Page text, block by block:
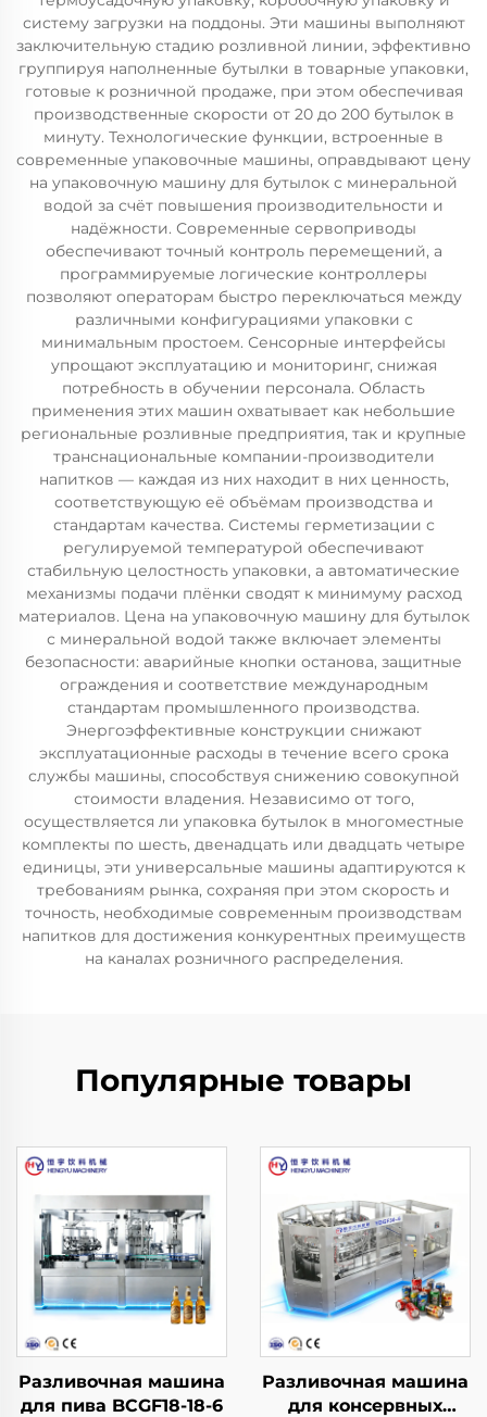
систему загрузки на поддоны. Эти машины выполняют
заключительную стадию розливной линии, эффективно
группируя наполненные бутылки в товарные упаковки,
готовые к розничной продаже, при этом обеспечивая
производственные скорости от 20 до 200 бутылок в
минуту. Технологические функции, встроенные в
современные упаковочные машины, оправдывают цену
на упаковочную машину для бутылок с минеральной
водой за счёт повышения производительности и
надёжности. Современные сервоприводы
обеспечивают точный контроль перемещений, а
программируемые логические контроллеры
позволяют операторам быстро переключаться между
различными конфигурациями упаковки с
минимальным простоем. Сенсорные интерфейсы
упрощают эксплуатацию и мониторинг, снижая
потребность в обучении персонала. Область
применения этих машин охватывает как небольшие
региональные розливные предприятия, так и крупные
транснациональные компании-производители
напитков — каждая из них находит в них ценность,
соответствующую её объёмам производства и
стандартам качества. Системы герметизации с
регулируемой температурой обеспечивают
стабильную целостность упаковки, а автоматические
механизмы подачи плёнки сводят к минимуму расход
материалов. Цена на упаковочную машину для бутылок
с минеральной водой также включает элементы
безопасности: аварийные кнопки останова, защитные
ограждения и соответствие международным
стандартам промышленного производства.
Энергоэффективные конструкции снижают
эксплуатационные расходы в течение всего срока
службы машины, способствуя снижению совокупной
стоимости владения. Независимо от того,
осуществляется ли упаковка бутылок в многоместные
комплекты по шесть, двенадцать или двадцать четыре
единицы, эти универсальные машины адаптируются к
требованиям рынка, сохраняя при этом скорость и
точность, необходимые современным производствам
напитков для достижения конкурентных преимуществ
на каналах розничного распределения.
Популярные товары
Разливочная машина
для пива BCGF18-18-6
Разливочная машина
для консервных